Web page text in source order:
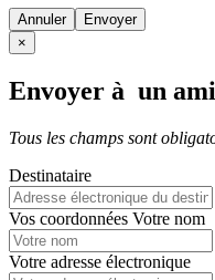
Annuler
×
Envoyer à un ami
Tous les champs sont
Destinataire
Vos coordonnées Votre nom
Votre adresse électronique